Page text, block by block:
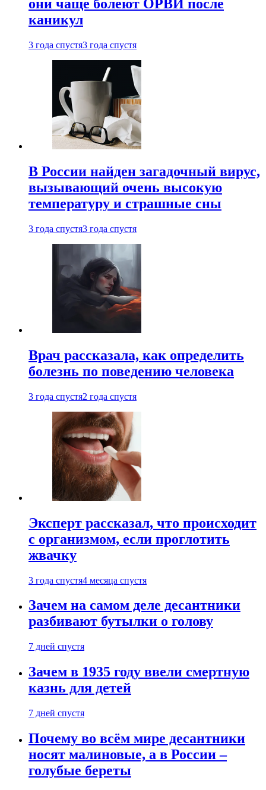
они чаще болеют ОРВИ после
каникул
3 года спустя3 года спустя
В России найден загадочный вирус,
вызывающий очень высокую
температуру и страшные сны
3 года спустя3 года спустя
Врач рассказала, как определить
болезнь по поведению человека
3 года спустя2 года спустя
Эксперт рассказал, что происходит
с организмом, если проглотить
жвачку
3 года спустя4 месяца спустя
Зачем на самом деле десантники
разбивают бутылки о голову
7 дней спустя
Зачем в 1935 году ввели смертную
казнь для детей
7 дней спустя
Почему во всём мире десантники
носят малиновые, а в России –
голубые береты